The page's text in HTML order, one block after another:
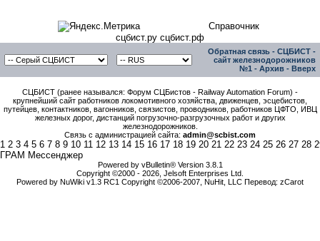
Справочник
сцбист.ру сцбист.рф
Обратная связь - СЦБИСТ -
сайт железнодорожников
№1 - Архив - Вверх
СЦБИСТ (ранее назывался: Форум СЦБистов - Railway Automation Forum) -
крупнейший сайт работников локомотивного хозяйства, движенцев, эсцебистов,
путейцев, контактников, вагонников, связистов, проводников, работников ЦФТО, ИВЦ
железных дорог, дистанций погрузочно-разгрузочных работ и других
железнодорожников.
Связь с администрацией сайта: admin@scbist.com
1 2 3 4 5 6 7 8 9 10 11 12 13 14 15 16 17 18 19 20 21 22 23 24 25 26 27 28
ГРАМ Мессенджер
Powered by vBulletin® Version 3.8.1
Copyright ©2000 - 2026, Jelsoft Enterprises Ltd.
Powered by NuWiki v1.3 RC1 Copyright ©2006-2007, NuHit, LLC Перевод: zCarot